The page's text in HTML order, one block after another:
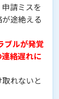
請ミスを
途絶える
ブルが発覚
絡遅れに
れないと